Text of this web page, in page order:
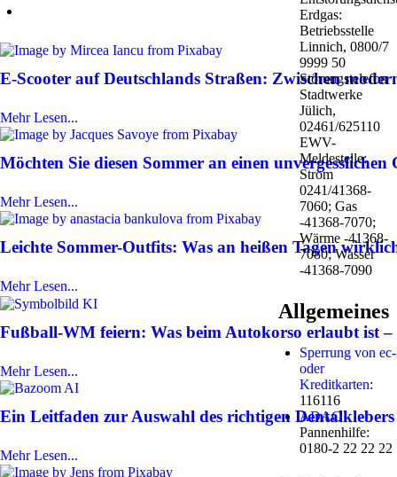
E-Scooter auf Deutschlands Straßen: Zwischen
Mehr Lesen...
Möchten Sie diesen Sommer an einen
Mehr Lesen...
Leichte Sommer-Outfits: Was an heißen Tagen
Mehr Lesen...
Fußball-WM feiern: Was beim Autokorso erlaubt ist
Mehr Lesen...
Ein Leitfaden zur Auswahl des richtigen Dentalklebers
Mehr Lesen...
Erdgas:
Betriebsstelle
Linnich, 0800/7
9999 50
Störungstelefon
Stadtwerke
Jülich,
02461/625110
EWV-
Meldestelle:
Strom
0241/41368-
7060; Gas
-41368-7070;
Wärme -41368-
7080; Wasser
-41368-7090
Allgemeines
Sperrung von ec-
oder
Kreditkarten:
116116
ADAC
Pannenhilfe:
0180-2 22 22 22